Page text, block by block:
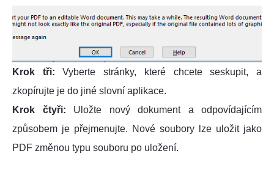
Krok tři: Vyberte stránky, které chcete seskupit, a
zkopírujte je do jiné slovní aplikace.
Krok čtyři: Uložte nový dokument a odpovídajícím
způsobem je přejmenujte. Nové soubory lze uložit jako
PDF změnou typu souboru po uložení.